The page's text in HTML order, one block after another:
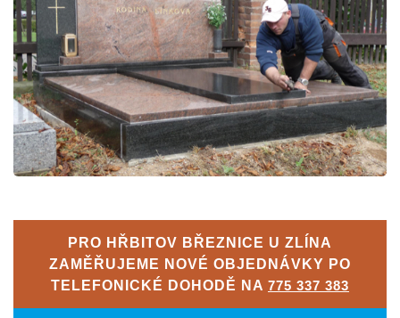
PRO HŘBITOV BŘEZNICE U ZLÍNA
ZAMĚŘUJEME NOVÉ OBJEDNÁVKY PO
TELEFONICKÉ DOHODĚ NA 775 337 383